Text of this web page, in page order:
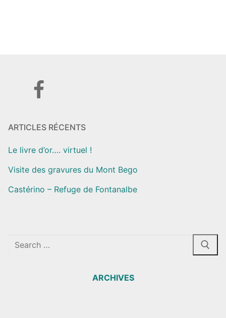
ARTICLES RÉCENTS
Le livre d’or…. virtuel !
Visite des gravures du Mont Bego
Castérino – Refuge de Fontanalbe
Rechercher
ARCHIVES